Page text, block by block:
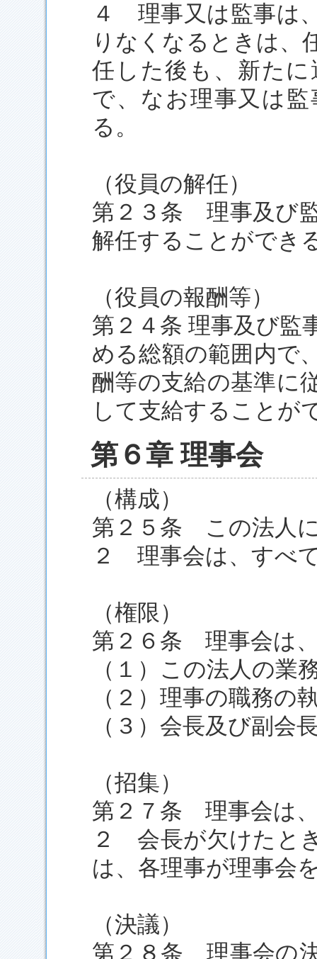
４ 理事又は監事は
りなくなるときは、
任した後も、新た
で、なお理事又は
る。
（役員の解任）
第２３条 理事及び
解任することができ
（役員の報酬等）
第２４条 理事及び監
める総額の範囲内で
酬等の支給の基準に
して支給することが
第６章 理事会
（構成）
第２５条 この法人
２ 理事会は、すべ
（権限）
第２６条 理事会は
（１）この法人の業
（２）理事の職務の
（３）会長及び副会
（招集）
第２７条 理事会は
２ 会長が欠けたと
は、各理事が理事会
（決議）
第２８条 理事会の